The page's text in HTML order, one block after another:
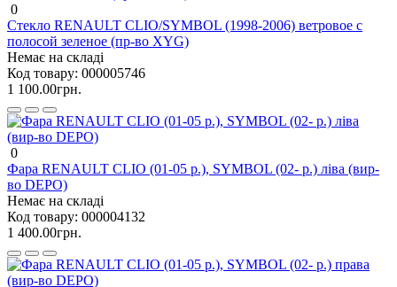
0
Стекло RENAULT CLIO/SYMBOL (1998-2006) ветровое с
полосой зеленое (пр-во XYG)
Немає на складі
Код товару: 000005746
1 100.00грн.
0
Фара RENAULT CLIO (01-05 р.), SYMBOL (02- р.) ліва (вир-
во DEPO)
Немає на складі
Код товару: 000004132
1 400.00грн.